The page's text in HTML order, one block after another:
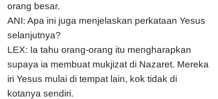
orang besar.
ANI: Apa ini juga menjelaskan perkataan Yesus
selanjutnya?
LEX: Ia tahu orang-orang itu mengharapkan
supaya ia membuat mukjizat di Nazaret. Mereka
iri Yesus mulai di tempat lain, kok tidak di
kotanya sendiri.